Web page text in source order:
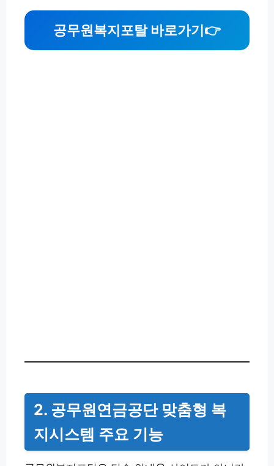
공무원복지포탈 바로가기 👉
2. 공무원연금공단 맞춤형 복
지시스템 주요 기능